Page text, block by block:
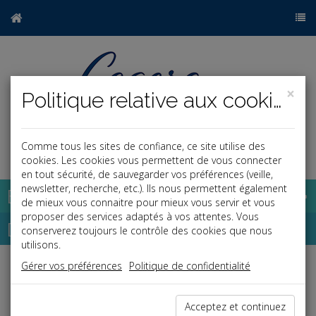
a
Base documentaire
Dépêches
Liste des dernières dépêches
×
Politique relative aux cookies
Comme tous les sites de confiance, ce site utilise des
cookies. Les cookies vous permettent de vous connecter
en tout sécurité, de sauvegarder vos préférences (veille,
newsletter, recherche, etc.). Ils nous permettent également
de mieux vous connaitre pour mieux vous servir et vous
proposer des services adaptés à vos attentes. Vous
conserverez toujours le contrôle des cookies que nous
utilisons.
Gérer vos préférences
Politique de confidentialité
Acceptez et continuez